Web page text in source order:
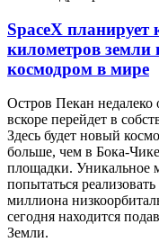
SpaceX
километров
космодром в мире
Остров Пекан недалеко
вскоре перейдет в
Здесь будет новый
больше, чем в Бока-
площадки. Уникальное
попытаться
миллиона
сегодня находится
Земли.